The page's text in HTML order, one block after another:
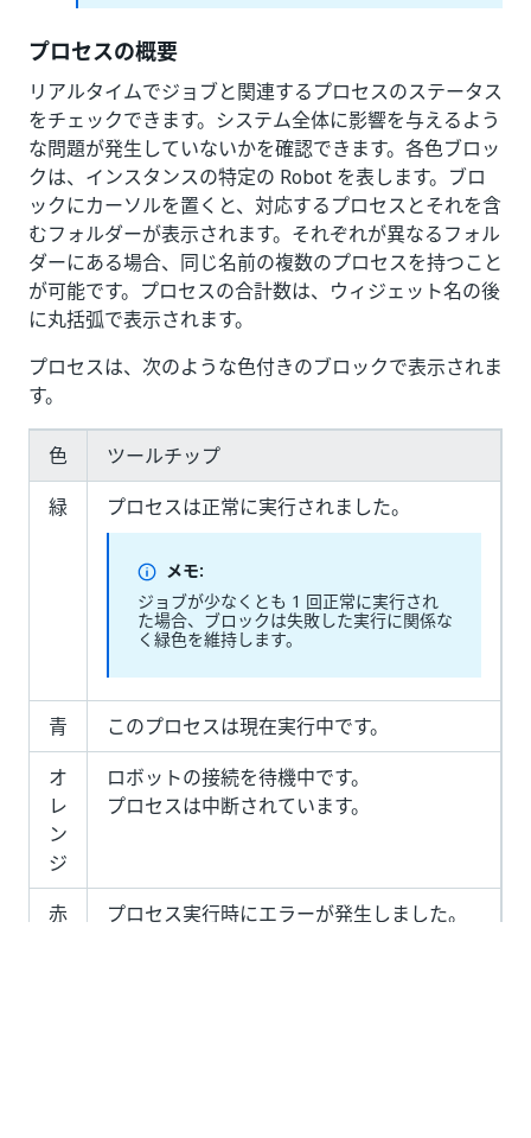
プロセスの概要
リアルタイムでジョブと関連するプロセスのステータス
をチェックできます。システム全体に影響を与えるよう
な問題が発生していないかを確認できます。各色ブロッ
クは、インスタンスの特定の Robot を表します。ブロ
ックにカーソルを置くと、対応するプロセスとそれを含
むフォルダーが表示されます。それぞれが異なるフォル
ダーにある場合、同じ名前の複数のプロセスを持つこと
が可能です。プロセスの合計数は、ウィジェット名の後
に丸括弧で表示されます。
プロセスは、次のような色付きのブロックで表示されま
す。
色
ツールチップ
緑
プロセスは正常に実行されました。
メモ:
ジョブが少なくとも 1 回正常に実行され
た場合、ブロックは失敗した実行に関係な
く緑色を維持します。
青
このプロセスは現在実行中です。
オ
レ
ン
ジ
ロボットの接続を待機中です。
プロセスは中断されています。
赤 プロセス実行時にエラーが発生しました。